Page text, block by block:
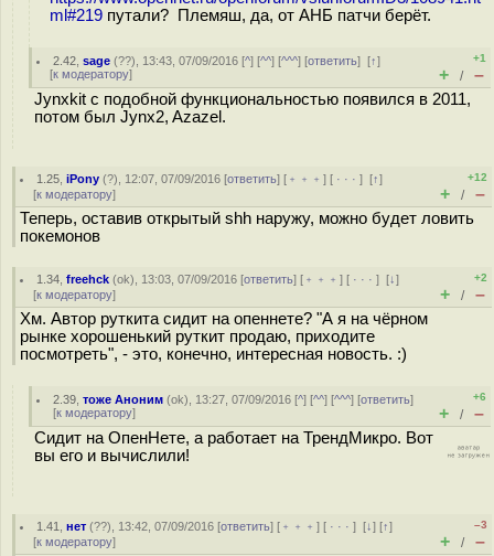
ml#219 путали? Племяш, да, от АНБ патчи берёт.
2.42 ,sage (??), 13:43, 07/09/2016 [^] [^^] [^^^] [ответить][↑]
[к модератору]
+1
+ / –
Jynxkit с подобной функциональностью появился в 2011,
потом был Jynx2, Azazel.
1.25 ,iPony (?), 12:07, 07/09/2016 [ответить] [ ﹢﹢﹢] [ · · ·][↑]
[к модератору]
+12
+ / –
Теперь, оставив открытый shh наружу, можно будет ловить
покемонов
1.34 ,freehck (ok), 13:03, 07/09/2016 [ответить] [ ﹢﹢﹢] [ · · ·][↓]
[к модератору]
+2
+ / –
Хм. Автор руткита сидит на опеннете? "А я на чёрном
рынке хорошенький руткит продаю, приходите
посмотреть", - это, конечно, интересная новость. :)
2.39 ,тоже Аноним (ok), 13:27, 07/09/2016 [^] [^^] [^^^] [ответить]
[к модератору]
+6
+ / –
Сидит на ОпенНете, а работает на ТрендМикро. Вот
вы его и вычислили!
1.41 ,нет (??), 13:42, 07/09/2016 [ответить] [ ﹢﹢﹢] [ · · ·][↓] [↑]
[к модератору]
–3
+ / –